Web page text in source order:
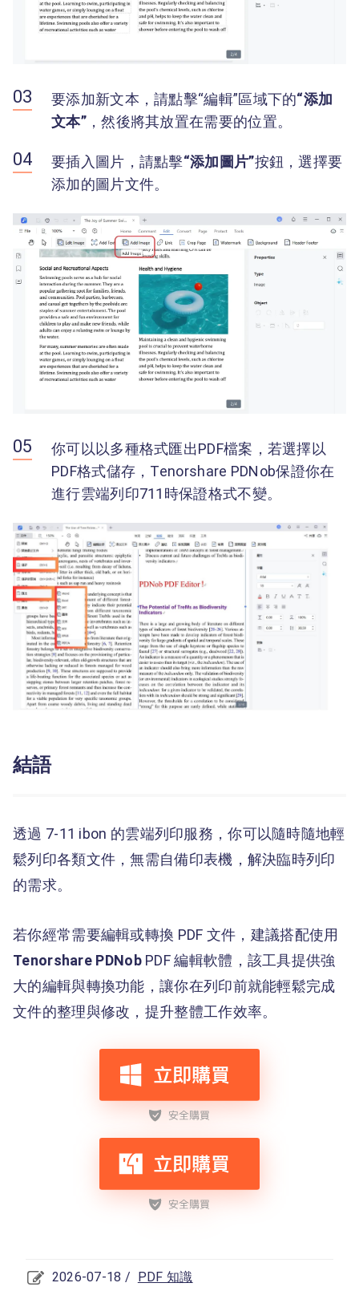
要添加新文本，請點擊“編輯”區域下的“添加
文本”，然後將其放置在需要的位置。
要插入圖片，請點擊“添加圖片”按鈕，選擇要
添加的圖片文件。
你可以以多種格式匯出PDF檔案，若選擇以
PDF格式儲存，Tenorshare PDNob保證你在
進行雲端列印711時保證格式不變。
結語
透過 7-11 ibon 的雲端列印服務，你可以隨時隨地輕
鬆列印各類文件，無需自備印表機，解決臨時列印
的需求。
若你經常需要編輯或轉換 PDF 文件，建議搭配使用
Tenorshare PDNob PDF 編輯軟體，該工具提供強
大的編輯與轉換功能，讓你在列印前就能輕鬆完成
文件的整理與修改，提升整體工作效率。
2026-07-18 / PDF 知識